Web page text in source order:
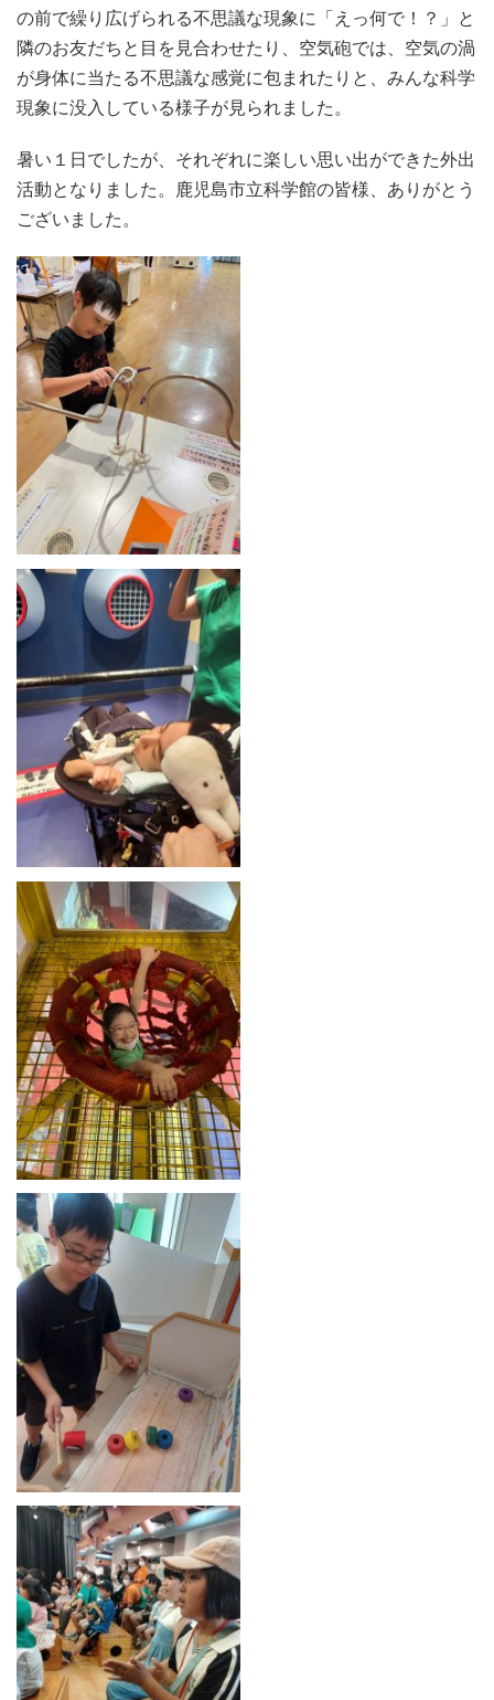
の前で繰り広げられる不思議な現象に「えっ何で！？」と
隣のお友だちと目を見合わせたり、空気砲では、空気の渦
が身体に当たる不思議な感覚に包まれたりと、みんな科学
現象に没入している様子が見られました。
暑い１日でしたが、それぞれに楽しい思い出ができた外出
活動となりました。鹿児島市立科学館の皆様、ありがとう
ございました。